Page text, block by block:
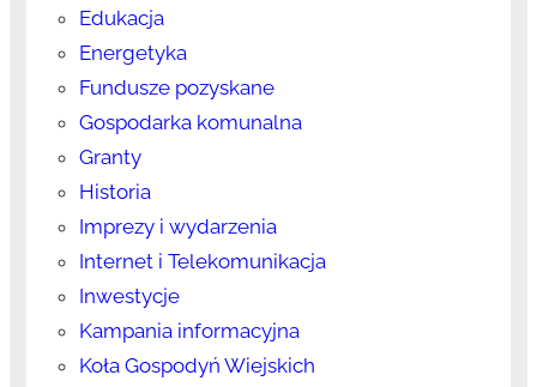
Edukacja
Energetyka
Fundusze pozyskane
Gospodarka komunalna
Granty
Historia
Imprezy i wydarzenia
Internet i Telekomunikacja
Inwestycje
Kampania informacyjna
Koła Gospodyń Wiejskich